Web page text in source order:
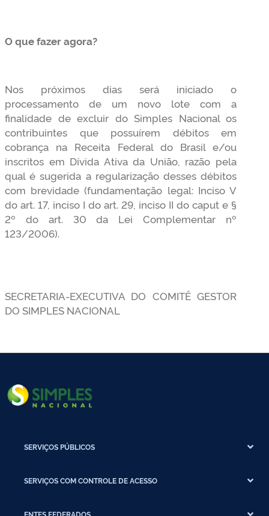
O que fazer agora?
Nos próximos dias será iniciado o
processamento de um novo lote com a
finalidade de excluir do Simples Nacional os
contribuintes que possuírem débitos em
cobrança na Receita Federal do Brasil e/ou
inscritos em Dívida Ativa da União, razão pela
qual é sugerida a regularização desses débitos
com brevidade (fundamentação legal: Inciso V
do art. 17, inciso I do art. 29, inciso II do caput e §
2º do art. 30 da Lei Complementar nº
123/2006).
SECRETARIA-EXECUTIVA DO COMITÊ GESTOR
DO SIMPLES NACIONAL
SERVIÇOS PÚBLICOS
SERVIÇOS COM CONTROLE DE ACESSO